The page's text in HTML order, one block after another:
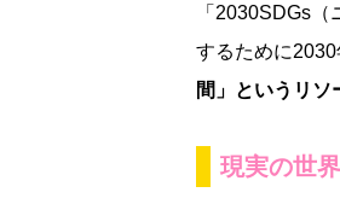
「2030SDGs
するために
間」というリソ
現実の世